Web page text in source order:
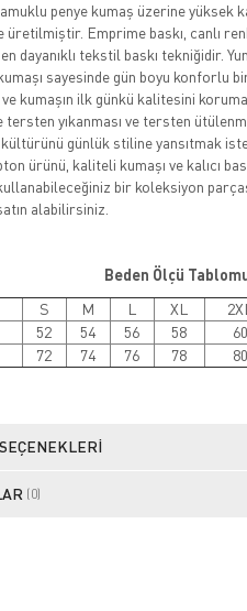
penye kumaş üzerine yüksek
üretilmiştir. Emprime baskı, canlı
en dayanıklı tekstil baskı tekniğidir.
sayesinde gün boyu konforlu
ve kumaşın ilk günkü kalitesini
tersten yıkanması ve tersten
günlük stiline yansıtmak
ürünü, kaliteli kumaşı ve kalıcı
bir koleksiyon
alabilirsiniz.
Beden Ölçü
S
M L XL 2XL
52 54 56 58 60
72 74 76 78 80
(0)